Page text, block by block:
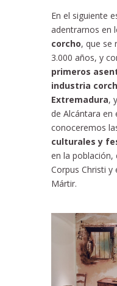
En el siguiente
adentrarnos en
corcho, que se
3.000 años, y
primeros
industria
Extremadura,
de Alcántara en
conoceremos
culturales y
en la población,
Corpus Christi y
Mártir.